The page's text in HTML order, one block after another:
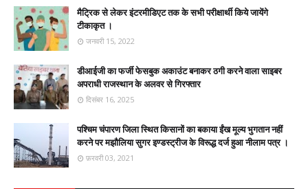
मैट्रिक से लेकर इंटरमीडिएट तक के सभी परीक्षार्थी किये जायेंगे
टीकाकृत ।
जनवरी 15, 2022
डीआईजी का फर्जी फेसबुक अकाउंट बनाकर ठगी करने वाला साइबर
अपराधी राजस्थान के अलवर से गिरफ्तार
दिसंबर 16, 2025
पश्चिम चंपारण जिला स्थित किसानों का बकाया ईंख मूल्य भुगतान नहीं
करने पर मझौलिया सुगर इण्डस्ट्रीज के विरूद्ध दर्ज हुआ नीलाम पत्र ।
फ़रवरी 03, 2021